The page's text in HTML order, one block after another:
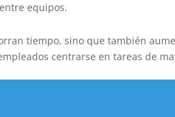
equipos.
tiempo, sino que también
centrarse en tareas de